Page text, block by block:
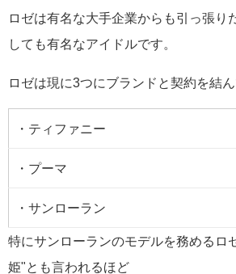
ロゼは有名な大手企業からも引っ張り
しても有名なアイドルです。
ロゼは現に3つにブランドと契約を結ん
・ティファニー
・プーマ
・サンローラン
特にサンローランのモデルを務めるロ
姫"とも言われるほど